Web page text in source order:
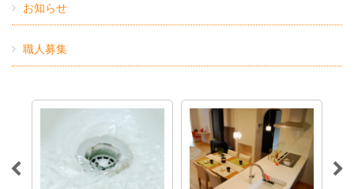
お知らせ
職人募集